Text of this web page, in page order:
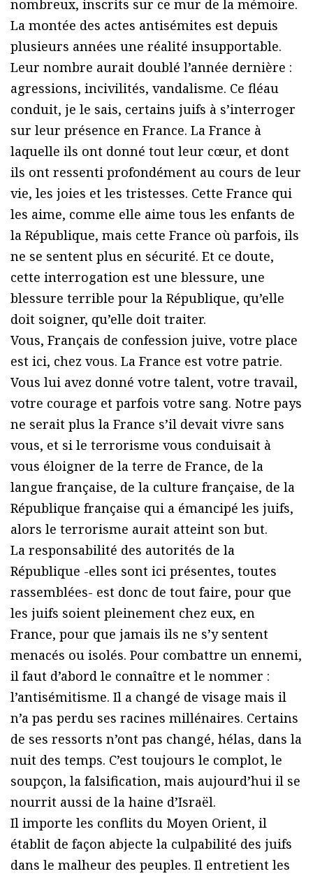
nombreux, inscrits sur ce mur de la mémoire.
La montée des actes antisémites est depuis
plusieurs années une réalité insupportable.
Leur nombre aurait doublé l’année dernière :
agressions, incivilités, vandalisme. Ce fléau
conduit, je le sais, certains juifs à s’interroger
sur leur présence en France. La France à
laquelle ils ont donné tout leur cœur, et dont
ils ont ressenti profondément au cours de leur
vie, les joies et les tristesses. Cette France qui
les aime, comme elle aime tous les enfants de
la République, mais cette France où parfois, ils
ne se sentent plus en sécurité. Et ce doute,
cette interrogation est une blessure, une
blessure terrible pour la République, qu’elle
doit soigner, qu’elle doit traiter.
Vous, Français de confession juive, votre place
est ici, chez vous. La France est votre patrie.
Vous lui avez donné votre talent, votre travail,
votre courage et parfois votre sang. Notre pays
ne serait plus la France s’il devait vivre sans
vous, et si le terrorisme vous conduisait à
vous éloigner de la terre de France, de la
langue française, de la culture française, de la
République française qui a émancipé les juifs,
alors le terrorisme aurait atteint son but.
La responsabilité des autorités de la
République -elles sont ici présentes, toutes
rassemblées- est donc de tout faire, pour que
les juifs soient pleinement chez eux, en
France, pour que jamais ils ne s’y sentent
menacés ou isolés. Pour combattre un ennemi,
il faut d’abord le connaître et le nommer :
l’antisémitisme. Il a changé de visage mais il
n’a pas perdu ses racines millénaires. Certains
de ses ressorts n’ont pas changé, hélas, dans la
nuit des temps. C’est toujours le complot, le
soupçon, la falsification, mais aujourd’hui il se
nourrit aussi de la haine d’Israël.
Il importe les conflits du Moyen Orient, il
établit de façon abjecte la culpabilité des juifs
dans le malheur des peuples. Il entretient les